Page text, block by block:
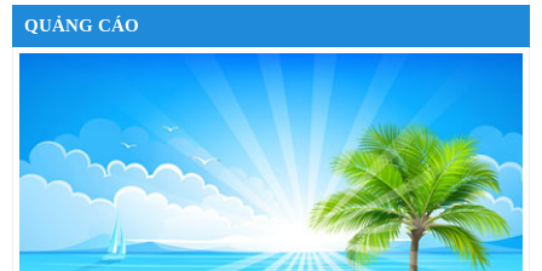
650,000đ
Tai nghe Stereo Sony MH710
410,000đ
QUẢNG CÁO